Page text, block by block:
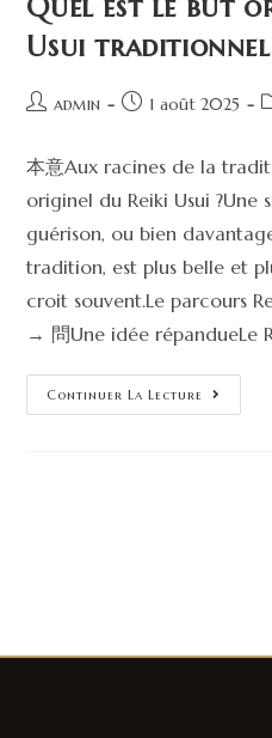
Quel est le but
Usui traditionnel
admin 1 août 2025
本意Aux racines de la
originel du Reiki Usui ?Une
guérison, ou bien
tradition, est plus belle et
croit souvent.Le parcours
→ 問Une idée répandueLe
Continuer La Lecture